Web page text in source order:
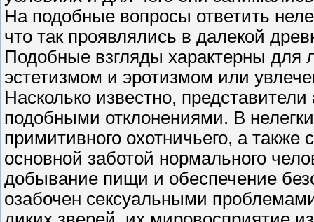
На подобные вопросы ответить
что так проявлялись в далекой
Подобные взгляды характерны
эстетизмом и эротизмом или
Насколько известно,
подобными отклонениями. В
примитивного охотничьего, а также
основной заботой нормального
добывание пищи и обеспечение
озабочен сексуальными